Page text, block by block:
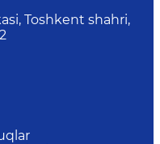
Toshkent shahri,